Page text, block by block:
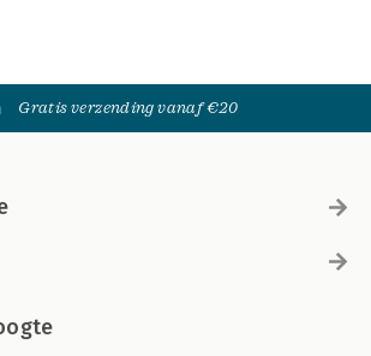
Gratis verzending vanaf €20